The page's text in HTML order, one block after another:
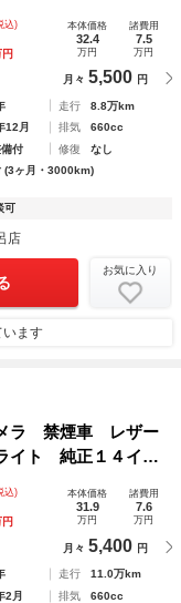
込) 本体価格
32.4
万円
諸費用
7.5
万円
月々 5,500 円
走行
8.8万km
12月 排気
660cc
付 修復
なし
(3ヶ月・3000km)
可
店
お気に入り
います
ラ 禁煙車 レザー
イト 純正１４イン
ＣＤ ＤＶＤ再
ガラス
込) 本体価格
31.9
万円
諸費用
7.6
万円
月々 5,400 円
走行
11.0万km
2月 排気
660cc